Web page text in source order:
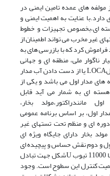
های عمده تامین ایمنی در
دارد.با عنایت به اهمیت ایمنی و
ای،بخصوص تجهیزات و خطوط
غیر مخرب می تواند اطمینان از
فراموش کرد که با بازرسی های به
ناگوار ملی، منطقه ای و جهانی
جلوگیری به عمل آورد.به عنوان مثالLOCA یا از دست دادن آب مدار
مدار اول می باشد و یکی از
ای به شمار می آید قابل
مانندراکتور،مولد بخار،
اول، بر اساس برنامه عمومی
ای و منظم تحت تستهای غیر
بخار دارای جایگاه ویژه ای
و دوم نقش حساس و پیچیده ای
در کارکرد نیروگاه دارد.وجود تقریبا 11000 تیوب Uشکل جهت تبادل
کنترل این سطوح است. وجود